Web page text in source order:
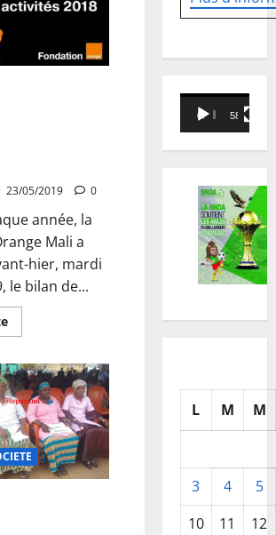
Volte-
face
département
23/05/2019 0
année, la
Mali a
hier, mardi
le bilan de...
En
savoir
2018
:
80
actions
solidaires
sur
4
axes
à
600
Lecteur
vidéo
00:00 58:18
L M M
3 4
5
10
11
12